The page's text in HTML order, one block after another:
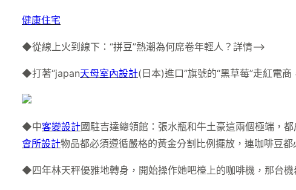
健康住宅
◆從線上火到線下：“拼豆”熱潮為何席卷年輕人？詳情–>
◆打著“japan天母室內設計(日本)進口”旗號的“黑草莓”走紅電
◆中客變設計國駐吉達總領館：張水瓶和牛土豪這兩個極端，
會所設計物品都必須遵循嚴格的黃金分割比例擺放，連咖啡豆
◆四年林天秤優雅地轉身，開始操作她吧檯上的咖啡機，那台